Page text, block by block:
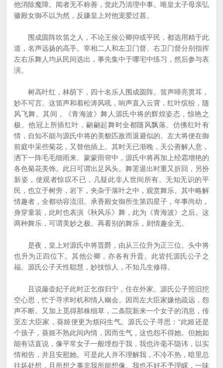
他消除魔障。闻者无不称善，觉此乃清理中事。唯皇太子母亲弘
徽殿女御不以为然，反嫌皇上对他宠爱过甚。
围成圆阵吹笛之人，不论王侯公卿抑或平民，都选用精于此
道，名声远扬的高手。宰相二人和左卫门督、右卫门督分别指挥
左右乐舞人均从民间选出，事先集中于哪宅中练习，然后参与表
演。
树高叶红，林荫下，四十名乐人围成圆阵。笛声啼亮贯耳，
妙不可言。这笛声和着松涛风吼，响声直入云霄，红叶缤纷，随
风飞舞。其间，《青海波》舞人源氏中将的辉煌姿态，惊艳之
极。他冠上所插红叶，翩翩起舞时全都随风飘落。仿佛红叶有
情，自知不能与源氏中将的美貌匹敌而退避似的。左大将便在御
前庭中采些菊花，又替他插上。其时天已渐晚，天公善解人意，
洒下一阵毛毛细雨来。蒙蒙雨帘中，源氏中将再加上经霜增艳的
各色菊花美饰。此日可谓出足风头。舞罢退出时重又折回，另扮
新姿，使观者惊叹不已，几疑此非人世间所有。无知无识的平
民，也立于树旁，岩下，夹杂于落叶之中，观赏舞乐。其中略解
情趣者，全都动容流泪。承香殿女御所生第四星子，年事尚幼，
身穿童装，此时也表演《秋风乐》舞，此为《青海波》之后。这
两种舞乐，可谓美妙之极。再看别的舞乐，则情趣全无。
是夜，皇上对源氏中将晋爵，由从三位升为正三位。头中将
也升为正四位下。其他公卿，亦各有升晋。此皆托源氏公子之
福。源氏公子天性聪慧，妙技惊人，不知几生修得。
且说藤壶妃子此时正乞假归宁，住在外家。源氏公子照旧挖
空心思，忙于寻求时机和情人幽会。因而左大臣家嫌他疏远，怨
声不断。又加上觅得那株细草，二条院新来一个女子的消息，传
至左大臣家，葵姬便更为烦闷生气。源氏公子寻思：“此姬还是
个孩子，葵姬不熟此间内情，因而生气，这也怨不得她。但她如
能有话直说，像平常女子一般埋怨于我，我也许毫不隐讳，以实
情相告，并且安慰她。可是此人并不理解我，不冷不热，暗里总
往坏处想，且所想之事非我所能想像。我也不好不予理睬，一味